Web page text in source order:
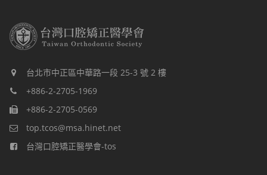
台北市中正區中華路一段 25-3 號 2 樓
+886-2-2705-1969
+886-2-2705-0569
top.tcos@msa.hinet.net
台灣口腔矯正醫學會-tos